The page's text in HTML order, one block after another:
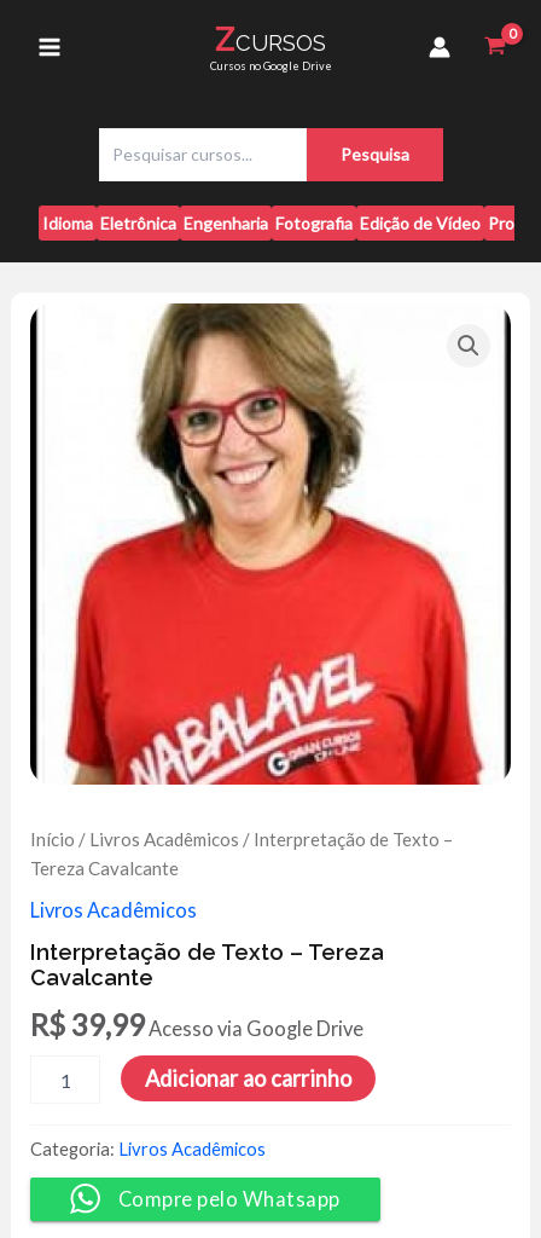
Menu
ZCURSOS
Cursos no Google Drive
s
q
u
i
a
r
Pesquisa
Idioma Eletrônica Engenharia Fotografia Edição de Vídeo
Início / Livros Acadêmicos / Interpretação de Texto –
Tereza Cavalcante
Livros Acadêmicos
Interpretação de Texto – Tereza
Cavalcante
R$ 39,99Acesso via Google Drive
Interpretação
-
Tereza
Cavalcante
quantidade
Adicionar ao carrinho
Categoria: Livros Acadêmicos
Compre pelo Whatsapp
Tereza